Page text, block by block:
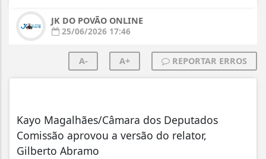
JK DO POVÃO ONLINE
25/06/2026 17:46
A- A+ REPORTAR ERROS
Kayo Magalhães/Câmara dos Deputados
Comissão aprovou a versão do relator,
Gilberto Abramo